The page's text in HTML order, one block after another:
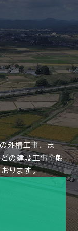
外構工事、 ま
どの建設工事全般
ります。